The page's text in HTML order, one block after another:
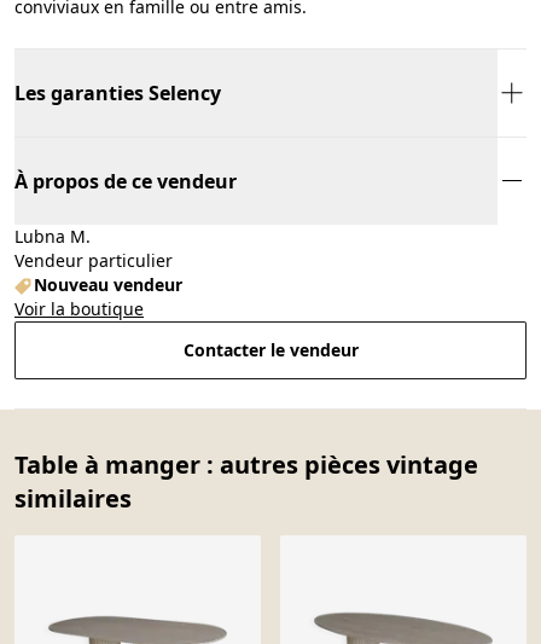
conviviaux en famille ou entre amis.
Les garanties Selency
À propos de ce vendeur
Lubna M.
Vendeur particulier
Nouveau vendeur
Voir la boutique
Contacter le vendeur
Table à manger : autres pièces vintage
similaires